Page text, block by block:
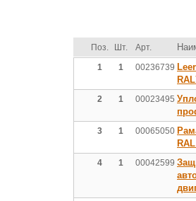
Поз. Шт. Арт.
1 1 00236739
2 1 00023495
3 1 00065050
4 1 00042599